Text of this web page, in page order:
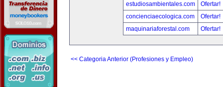
estudiosambientales.com
Ofertar!
concienciaecologica.com
Ofertar!
maquinariaforestal.com
Ofertar!
<< Categoria Anterior (Profesiones y Empleo)